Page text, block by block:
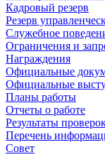
Кадровый резерв
Резерв
Служебное
Ограничения и
Награждения
Официальные
Официальные
Планы работы
Отчеты о работе
Результаты
Перечень
Совет